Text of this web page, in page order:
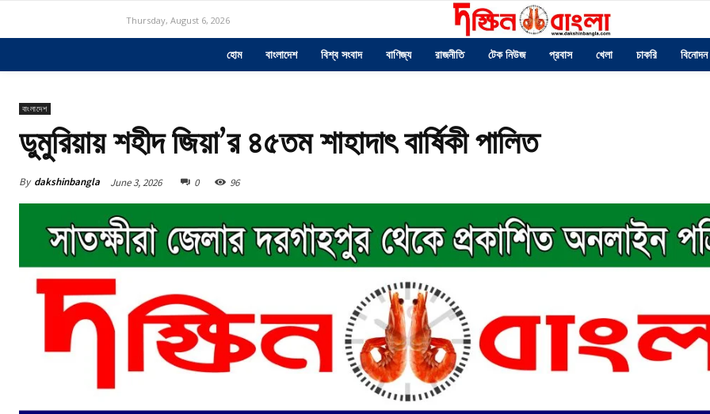
Thursday, August 6, 2026
হোম বাংলাদেশ বিশ্ব সংবাদ বাণিজ্য রাজনীতি টেক নিউজ প্রবাস খেলা চাকরি বিনোদন
বাংলাদেশ
ডুমুরিয়ায় শহীদ জিয়া’র ৪৫তম শাহাদাৎ বার্ষিকী পালিত
By dakshinbangla June 3, 2026 0 96